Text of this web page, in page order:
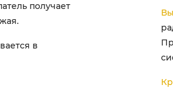
получает
в